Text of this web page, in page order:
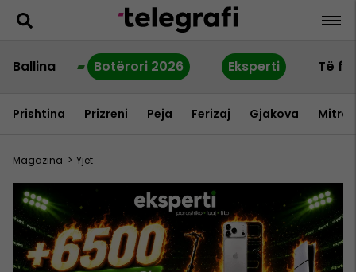
Ballina Botërori 2026 Eksperti Të
Prishtina Prizreni Peja Ferizaj Gjakova
Magazina > Yjet